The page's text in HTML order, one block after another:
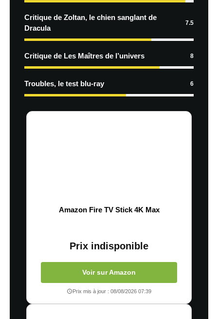
Critique de Zoltan, le chien sanglant de
Dracula
7.5
Critique de Les Maîtres de l’univers 8
Troubles, le test blu-ray 6
Amazon Fire TV Stick 4K Max
Prix indisponible
Voir sur Amazon
Prix mis à jour : 08/08/2026 07:39